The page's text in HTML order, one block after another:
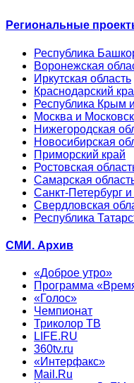
Региональные
Республика
Воронежская
Иркутская область
Краснодарский
Республика Крым
Москва и
Нижегородская
Новосибирская
Приморский край
Ростовская
Самарская
Санкт-Петербург
Свердловская
Республика
СМИ. Архив
«Доброе утро»
Программа
«Голос»
Чемпионат
Триколор ТВ
LIFE.RU
360tv.ru
«Интерфакс»
Mail.Ru